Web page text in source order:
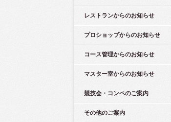
レストランからのお知らせ
プロショップからのお知らせ
コース管理からのお知らせ
マスター室からのお知らせ
競技会・コンペのご案内
その他のご案内